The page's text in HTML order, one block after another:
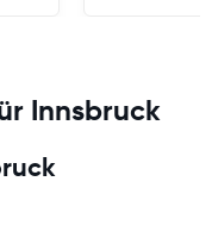
Innsbruck